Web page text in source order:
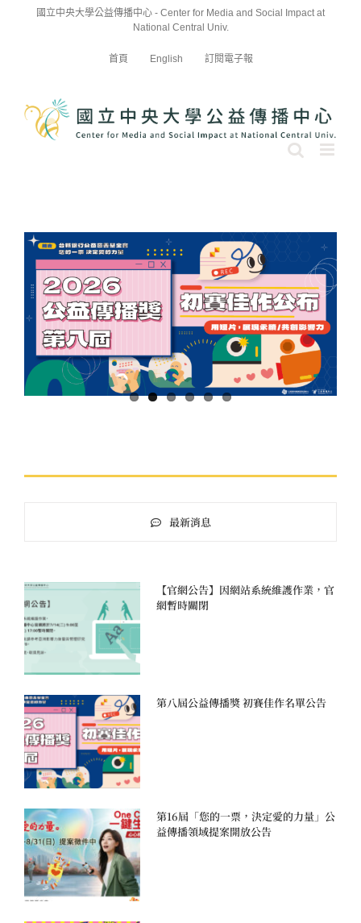
國立中央大學公益傳播中心 - Center for Media and Social Impact at
National Central Univ.
首頁 English 訂閱電子報
最新消息
【官網公告】因網站系統維護作業，官
網暫時關閉
第八屆公益傳播獎 初賽佳作名單公告
第16屆「您的一票，決定愛的力量」公
益傳播領域提案開放公告